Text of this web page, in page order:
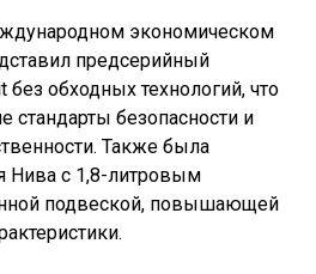
экономическом
предсерийный
без обходных технологий, что
стандарты безопасности и
Также была
Нива с 1,8-литровым
подвеской, повышающей